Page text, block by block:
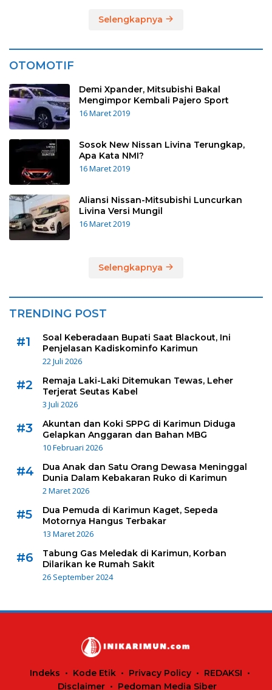
Selengkapnya
OTOMOTIF
Demi Xpander, Mitsubishi Bakal
Mengimpor Kembali Pajero Sport
16 Maret 2019
Sosok New Nissan Livina Terungkap,
Apa Kata NMI?
16 Maret 2019
Aliansi Nissan-Mitsubishi Luncurkan
Livina Versi Mungil
16 Maret 2019
Selengkapnya
TRENDING POST
#1
Soal Keberadaan Bupati Saat Blackout, Ini
Penjelasan Kadiskominfo Karimun
22 Juli 2026
#2
Remaja Laki-Laki Ditemukan Tewas, Leher
Terjerat Seutas Kabel
3 Juli 2026
#3
Akuntan dan Koki SPPG di Karimun Diduga
Gelapkan Anggaran dan Bahan MBG
10 Februari 2026
#4
Dua Anak dan Satu Orang Dewasa Meninggal
Dunia Dalam Kebakaran Ruko di Karimun
2 Maret 2026
#5
Dua Pemuda di Karimun Kaget, Sepeda
Motornya Hangus Terbakar
13 Maret 2026
#6
Tabung Gas Meledak di Karimun, Korban
Dilarikan ke Rumah Sakit
26 September 2024
Indeks Kode Etik Privacy Policy
REDAKSI
Disclaimer
Pedoman Media Siber